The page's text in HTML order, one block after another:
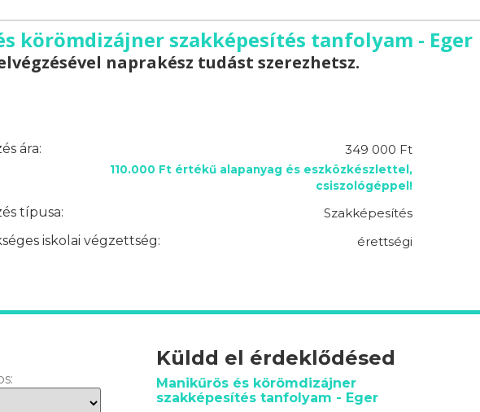
körömdizájner szakképesítés tanfolyam - Eger
naprakész tudást szerezhetsz.
ára: 349 000 Ft
110.000 Ft értékű alapanyag és eszközkészlettel,
csiszológéppel!
típusa:
Szakképesítés
iskolai végzettség:
érettségi
Küldd el érdeklődésed
Manikűrös és körömdizájner
szakképesítés tanfolyam - Eger